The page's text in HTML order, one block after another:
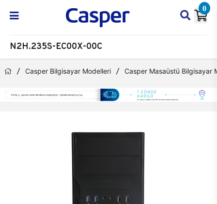
0
N2H.235S-EC00X-00C
Casper Bilgisayar Modelleri Casper Masaüstü Bilgisayar